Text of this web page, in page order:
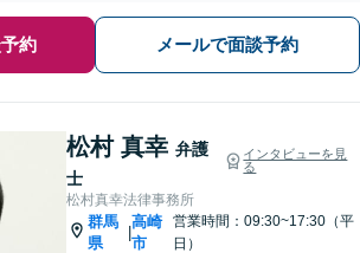
約 メールで面談予約
松村 真幸 弁護
士
インタビューを見
る
松村真幸法律事務所
群馬
県
|
高崎
市
営業時間：09:30~17:30（平
日）